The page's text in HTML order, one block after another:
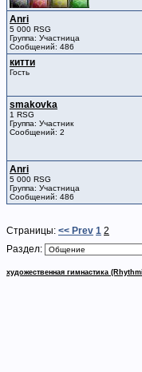
Anri
5 000 RSG
Группа: Участница
Сообщений: 486
китти
Гость
smakovka
1 RSG
Группа: Участник
Сообщений: 2
Anri
5 000 RSG
Группа: Участница
Сообщений: 486
Страницы: << Prev 1 2
Раздел:
художественная гимнастика